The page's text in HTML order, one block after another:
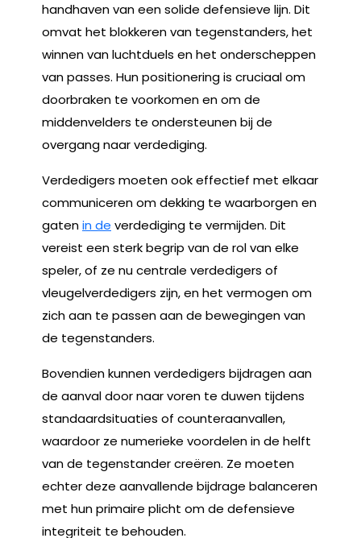
handhaven van een solide defensieve lijn. Dit
omvat het blokkeren van tegenstanders, het
winnen van luchtduels en het onderscheppen
van passes. Hun positionering is cruciaal om
doorbraken te voorkomen en om de
middenvelders te ondersteunen bij de
overgang naar verdediging.
Verdedigers moeten ook effectief met elkaar
communiceren om dekking te waarborgen en
gatenin de verdediging te vermijden. Dit
vereist een sterk begrip van de rol van elke
speler, of ze nu centrale verdedigers of
vleugelverdedigers zijn, en het vermogen om
zich aan te passen aan de bewegingen van
de tegenstanders.
Bovendien kunnen verdedigers bijdragen aan
de aanval door naar voren te duwen tijdens
standaardsituaties of counteraanvallen,
waardoor ze numerieke voordelen in de helft
van de tegenstander creëren. Ze moeten
echter deze aanvallende bijdrage balanceren
met hun primaire plicht om de defensieve
integriteit te behouden.